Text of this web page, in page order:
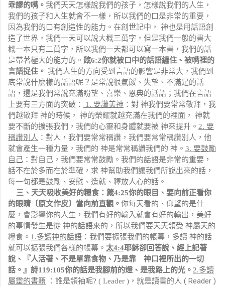
乖謬的嘴。 我們天天怎樣說我們的孩子，怎樣說我們的人生，
我們的孩子和人生就會不一樣，所以我們的口是非常的重要，
因為我們的口有創造性的能力。在創世記中， 神也是用話語創
造了世界，我們一天可以說大概三萬字，但是我們一般的書大
概一本只有二萬字，所以我們一天都可以寫一本書，我們的話
是帶著極大的能力的。 箴6:2你就被口中的話語纏住、被嘴裡的
言語捉住。 我們人生的方向受到言語的影響是非常大，我們到
底常說什麼樣的話語呢？是常說很氣餒、失望、不滿足的話
語，還是我們常說充滿盼望、喜樂、恩典的話語；我們在言語
上要有三方面的突破：
1. 要讚美神 ：對 神我們要常常敬拜，我
們越敬拜 神的時候， 神的榮耀就越充滿在我們的裡面， 神就
要不斷的擴張我們，我們的心靈和身體就要被 神來提升。 2. 要
稱讚別人 ：對人，我們要常常稱讚，我們要常常稱讚別人，他
就會產生一種力量，我們的 神是常常稱讚我們的 神。 3. 要鼓勵
自己 ：對自己，我們要常常鼓勵。我們的話語是非常的重要，
話不在於多而在於準確，求 神幫助我們讓我們所說出來的話，
每一句都是鼓勵、安慰、造就、釋放人心的話。
三、天天吸收美好的糧食： 箴4:25你的眼目、要向前正看你
的眼睛〔原文作皮〕當向前直觀。 你每天看的、仰望的是什
麼，會影響你的人生，我們有好的輸入就會有好的輸出，美好
的事情發生是從 神的話語來的，所以我們要天天領受 神屬天的
糧食。 1.多讀神的話語 ：我們要擴張我們的帳幕，多讀 神的話
就可以擴張我們各樣的帳幕。 太4:4耶穌卻回答說、經上記著
說、『人活著、不是單靠食物、乃是靠 神口裡所出的一切
話。』詩119:105你的話是我腳前的燈、是我路上的光。 2.多讀
屬靈的書籍 ：誰是領袖呢? ( Leader ) ，就是讀書的人 ( Reader )